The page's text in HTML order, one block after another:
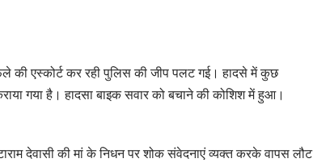
की एस्कोर्ट कर रही पुलिस की जीप पलट गई। हादसे में कुछ
गया है। हादसा बाइक सवार को बचाने की कोशिश में हुआ।
देवासी की मां के निधन पर शोक संवेदनाएं व्यक्त करके वापस लौट